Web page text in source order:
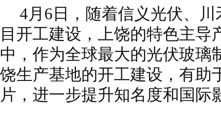
4月6日，随着信义光伏、
目开工建设，上饶的特色主
中，作为全球最大的光伏玻璃
饶生产基地的开工建设，有助
片，进一步提升知名度和国际